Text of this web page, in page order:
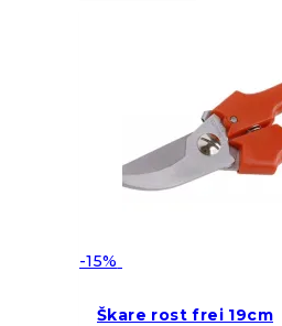
-15%
Škare rost frei 19cm